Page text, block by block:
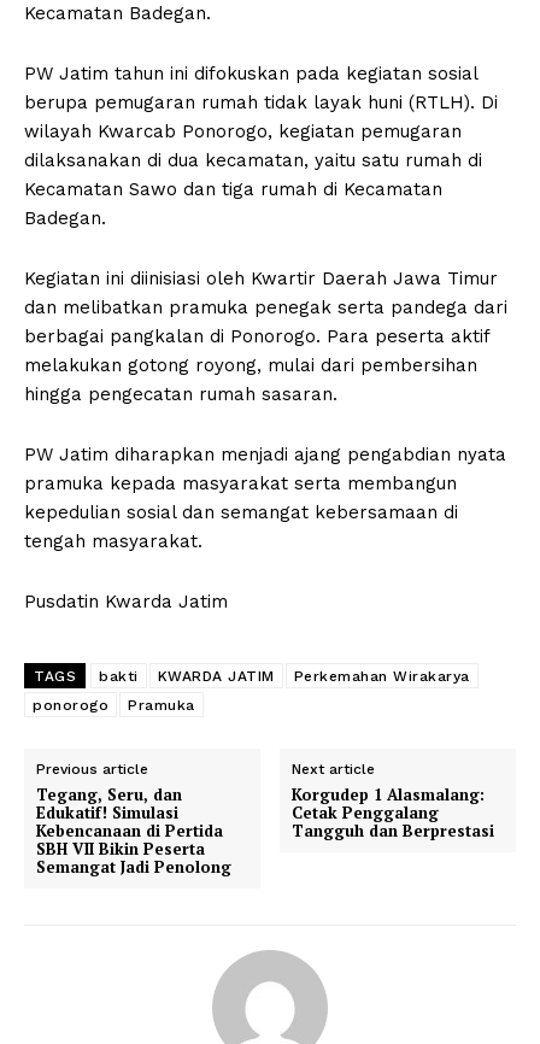
Kecamatan Badegan.
PW Jatim tahun ini difokuskan pada kegiatan sosial
berupa pemugaran rumah tidak layak huni (RTLH). Di
wilayah Kwarcab Ponorogo, kegiatan pemugaran
dilaksanakan di dua kecamatan, yaitu satu rumah di
Kecamatan Sawo dan tiga rumah di Kecamatan
Badegan.
Kegiatan ini diinisiasi oleh Kwartir Daerah Jawa Timur
dan melibatkan pramuka penegak serta pandega dari
berbagai pangkalan di Ponorogo. Para peserta aktif
melakukan gotong royong, mulai dari pembersihan
hingga pengecatan rumah sasaran.
PW Jatim diharapkan menjadi ajang pengabdian nyata
pramuka kepada masyarakat serta membangun
kepedulian sosial dan semangat kebersamaan di
tengah masyarakat.
Pusdatin Kwarda Jatim
TAGS bakti KWARDA JATIM
Perkemahan Wirakarya
ponorogo
Pramuka
Previous article
Tegang, Seru, dan
Edukatif! Simulasi
Kebencanaan di Pertida
SBH VII Bikin Peserta
Semangat Jadi Penolong
Next article
Korgudep 1 Alasmalang:
Cetak Penggalang
Tangguh dan Berprestasi